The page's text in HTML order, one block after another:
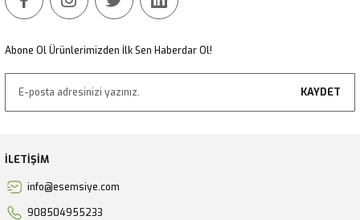
Abone Ol Ürünlerimizden İlk Sen Haberdar Ol!
KAYDET
İLETİŞİM
info@esemsiye.com
908504955233